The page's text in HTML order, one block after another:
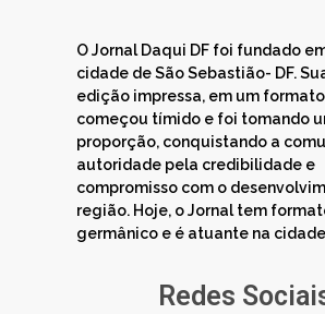
O Jornal Daqui DF foi fundado
cidade de São Sebastião- DF.
edição impressa, em um
começou tímido e foi tomando
proporção, conquistando a
autoridade pela credibilidade e
compromisso com o
região. Hoje, o Jornal tem
germânico e é atuante na cidade
Redes